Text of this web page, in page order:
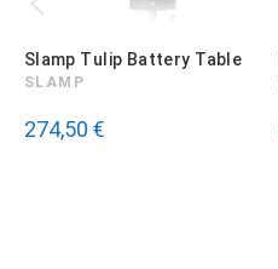
Slamp Tulip Battery Table
SLAMP
274,50 €